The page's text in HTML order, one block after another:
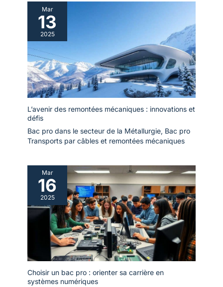
Mar
13
2025
L’avenir des remontées mécaniques : innovations et
défis
Bac pro dans le secteur de la Métallurgie, Bac pro
Transports par câbles et remontées mécaniques
Mar
16
2025
Choisir un bac pro : orienter sa carrière en
systèmes numériques